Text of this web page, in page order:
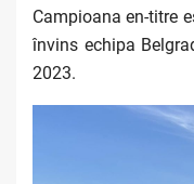
Campioana en-titre
învins echipa
2023.